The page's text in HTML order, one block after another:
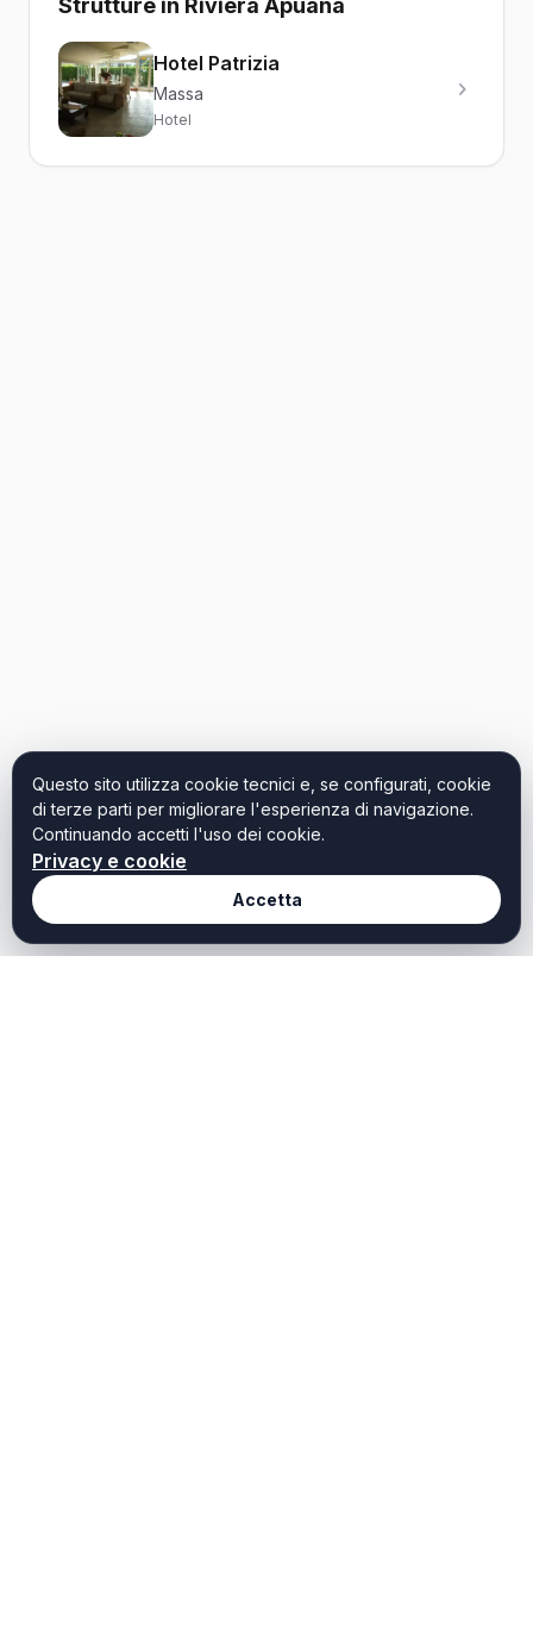
Strutture in Riviera Apuana
Hotel Patrizia
Massa
Hotel
Questo sito utilizza cookie tecnici e, se configurati, cookie
di terze parti per migliorare l'esperienza di navigazione.
Continuando accetti l'uso dei cookie.
Privacy e cookie
Accetta